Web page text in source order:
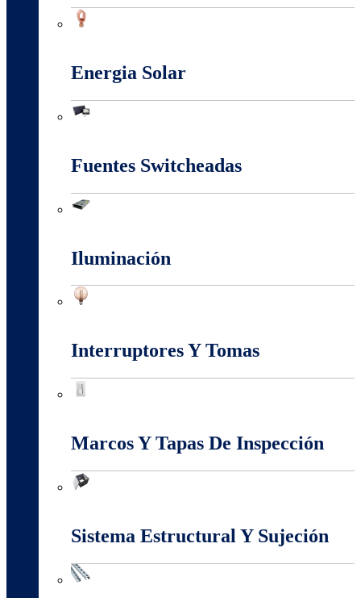
Energia Solar
Fuentes Switcheadas
Iluminación
Interruptores Y Tomas
Marcos Y Tapas De Inspección
Sistema Estructural Y Sujeción